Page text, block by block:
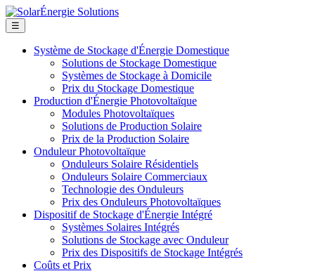
☰
Système de Stockage d'Énergie Domestique
Solutions de Stockage Domestique
Systèmes de Stockage à Domicile
Prix du Stockage Domestique
Production d'Énergie Photovoltaïque
Modules Photovoltaïques
Solutions de Production Solaire
Prix de la Production Solaire
Onduleur Photovoltaïque
Onduleurs Solaire Résidentiels
Onduleurs Solaire Commerciaux
Technologie des Onduleurs
Prix des Onduleurs Photovoltaïques
Dispositif de Stockage d'Énergie Intégré
Systèmes Solaires Intégrés
Solutions de Stockage avec Onduleur
Prix des Dispositifs de Stockage Intégrés
Coûts et Prix